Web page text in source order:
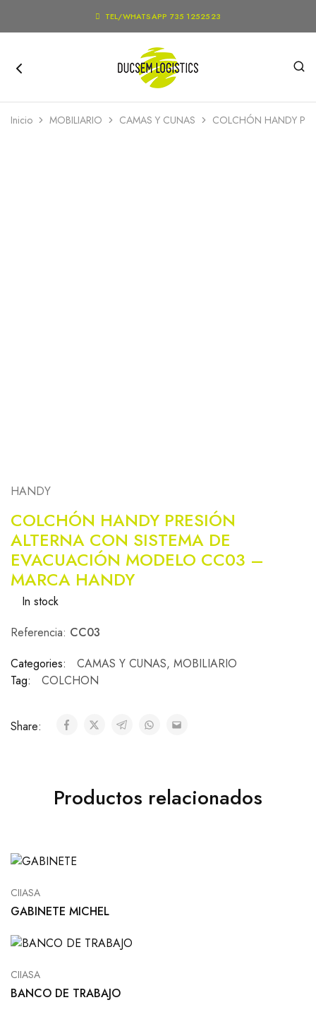
 TEL/WHATSAPP 735 1252523
Inicio MOBILIARIO CAMAS Y CUNAS COLCHÓN HANDY
HANDY
COLCHÓN HANDY PRESIÓN
ALTERNA CON SISTEMA DE
EVACUACIÓN MODELO CC03 –
MARCA HANDY
In stock
Referencia: CC03
Categories:
CAMAS Y CUNAS, MOBILIARIO
Tag:
COLCHON
Share:
Productos relacionados
CIIASA
GABINETE MICHEL
CIIASA
BANCO DE TRABAJO